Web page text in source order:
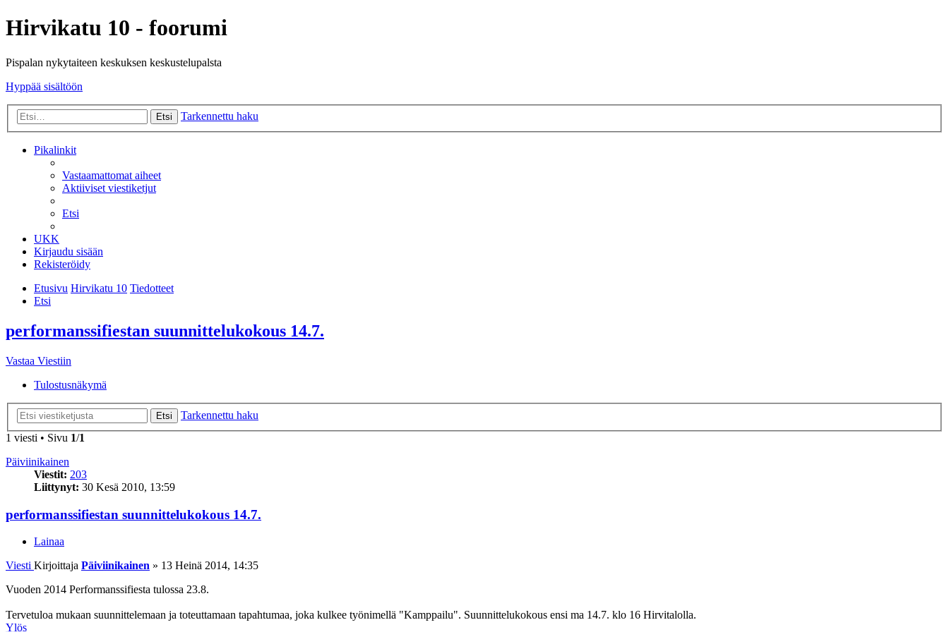
Hirvikatu 10 - foorumi
Pispalan nykytaiteen keskuksen keskustelupalsta
Hyppää sisältöön
Etsi Tarkennettu haku
Pikalinkit
Vastaamattomat aiheet
Aktiiviset viestiketjut
Etsi
UKK
Kirjaudu sisään
Rekisteröidy
Etusivu Hirvikatu 10 Tiedotteet
Etsi
performanssifiestan suunnittelukokous 14.7.
Vastaa Viestiin
Tulostusnäkymä
Etsi
Tarkennettu haku
1 viesti • Sivu 1/1
Päiviinikainen
Viestit: 203
Liittynyt: 30 Kesä 2010, 13:59
performanssifiestan suunnittelukokous 14.7.
Lainaa
Viesti Kirjoittaja Päiviinikainen » 13 Heinä 2014, 14:35
Vuoden 2014 Performanssifiesta tulossa 23.8.
Tervetuloa mukaan suunnittelemaan ja toteuttamaan tapahtumaa, joka kulkee työnimellä "Kamppailu". Suunnittelukokous ensi ma 14.7. klo 16 Hirvitalolla.
Ylös